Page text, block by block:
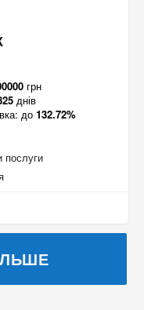
грн
днів
до 132.72%
послуги